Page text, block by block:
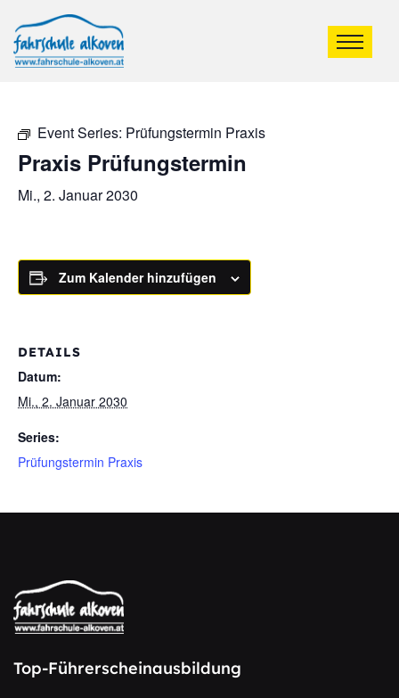
Event Series: Prüfungstermin Praxis
Praxis Prüfungstermin
Mi., 2. Januar 2030
Zum Kalender hinzufügen
DETAILS
Datum:
Mi., 2. Januar 2030
Series:
Prüfungstermin Praxis
Top-Führerscheinausbildung